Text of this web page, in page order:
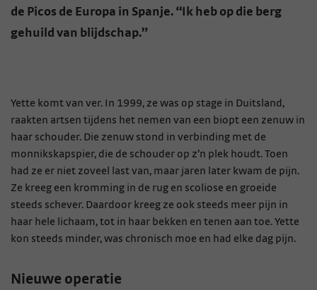
de Picos de Europa in Spanje. “Ik heb op die berg
gehuild van blijdschap.”
Yette komt van ver. In 1999, ze was op stage in Duitsland,
raakten artsen tijdens het nemen van een biopt een zenuw in
haar schouder. Die zenuw stond in verbinding met de
monnikskapspier, die de schouder op z’n plek houdt. Toen
had ze er niet zoveel last van, maar jaren later kwam de pijn.
Ze kreeg een kromming in de rug en scoliose en groeide
steeds schever. Daardoor kreeg ze ook steeds meer pijn in
haar hele lichaam, tot in haar bekken en tenen aan toe. Yette
kon steeds minder, was chronisch moe en had elke dag pijn.
Nieuwe operatie